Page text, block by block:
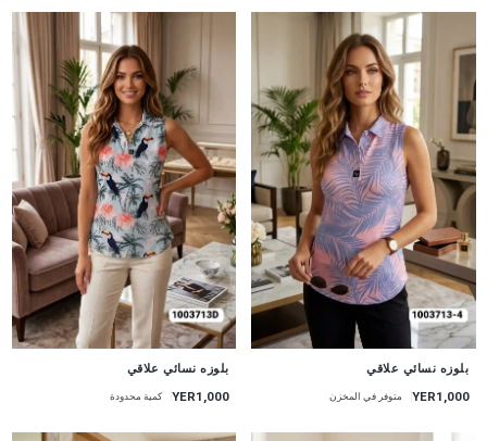
بلوزه نسائي علاقي
YER1,000 متوفر في المخزن
بلوزه نسائي علاقي
YER1,000 كمية محدودة